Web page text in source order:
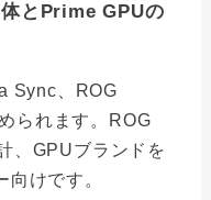
とPrime GPUの
Sync、ROG
られます。ROG
、GPUブランドを
けです。